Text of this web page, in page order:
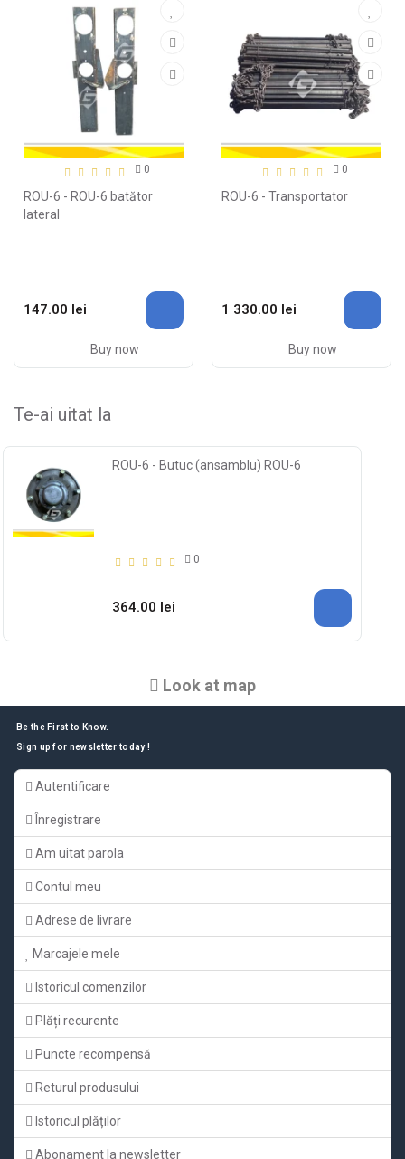
0
ROU-6 - ROU-6 batător
lateral
147.00 lei
Buy now
0
ROU-6 - Transportator
1 330.00 lei
Buy now
Te-ai uitat la
ROU-6 - Butuc (ansamblu) ROU-6
0
364.00 lei
Look at map
Be the First to Know.
Sign up for newsletter today !
Autentificare
Înregistrare
Am uitat parola
Contul meu
Adrese de livrare
Marcajele mele
Istoricul comenzilor
Plăți recurente
Puncte recompensă
Returul produsului
Istoricul plăților
Abonament la newsletter